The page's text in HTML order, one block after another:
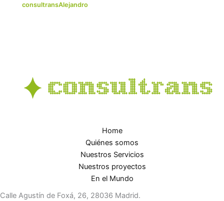
consultransAlejandro
Home
Quiénes somos
Nuestros Servicios
Nuestros proyectos
En el Mundo
Calle Agustín de Foxá, 26, 28036 Madrid.